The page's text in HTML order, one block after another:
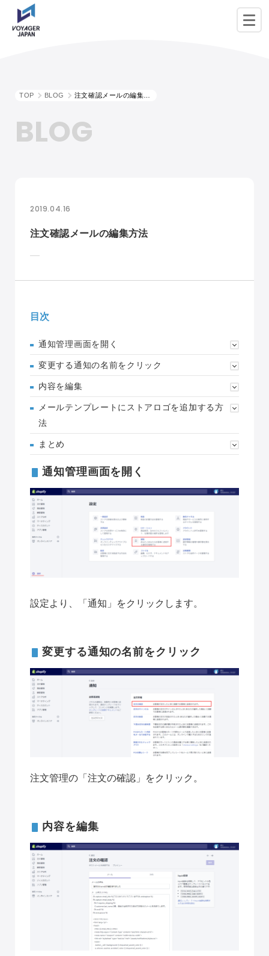
BLOG
TOP BLOG
2019.04.16
注文確認メールの編集方法
目次
通知管理画面を開く
変更する通知の名前をクリック
内容を編集
メールテンプレートにストアロゴを追加する方
法
まとめ
通知管理画面を開く
設定より、「通知」をクリックします。
変更する通知の名前をクリック
注文管理の「注文の確認」をクリック。
内容を編集